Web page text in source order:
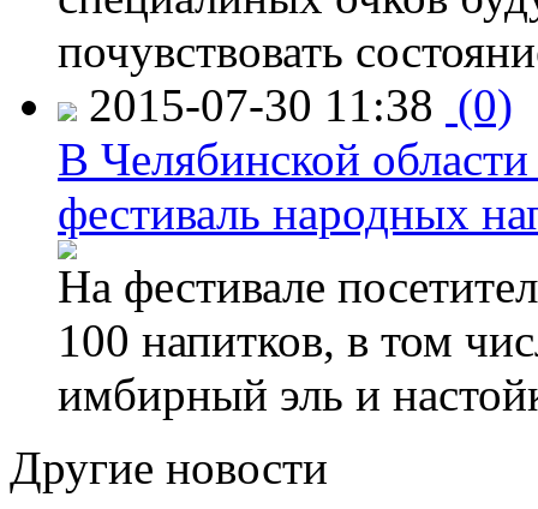
почувствовать
2015-07-30 11:38 (0)
В Челябинской
фестиваль народных
На фестивале
100 напитков, в том
имбирный эль и
Другие новости